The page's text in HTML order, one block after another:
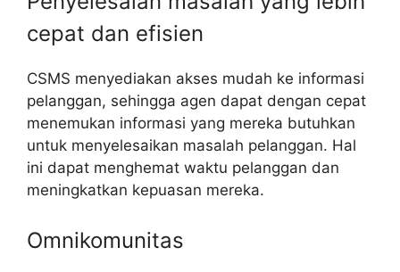
cepat dan efisien
CSMS menyediakan akses mudah ke informasi
pelanggan, sehingga agen dapat dengan cepat
menemukan informasi yang mereka butuhkan
untuk menyelesaikan masalah pelanggan. Hal
ini dapat menghemat waktu pelanggan dan
meningkatkan kepuasan mereka.
Omnikomunitas